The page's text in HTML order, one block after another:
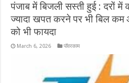
पंजाब में बिजली सस्ती हुई : दरों में
ज्यादा खपत करने पर भी बिल कम
को भी फायदा
March 6, 2026 पॉवरकाम